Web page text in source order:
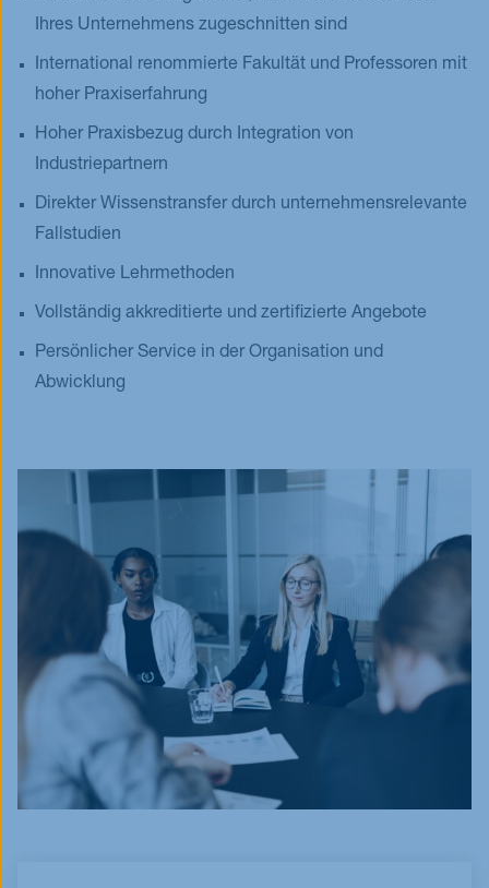
Ihres Unternehmens zugeschnitten sind
International renommierte Fakultät und Professoren mit
hoher Praxiserfahrung
Hoher Praxisbezug durch Integration von
Industriepartnern
Direkter Wissenstransfer durch unternehmensrelevante
Fallstudien
Innovative Lehrmethoden
Vollständig akkreditierte und zertifizierte Angebote
Persönlicher Service in der Organisation und
Abwicklung